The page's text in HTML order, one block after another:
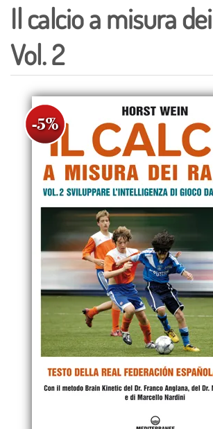
Il calcio a misura
Vol. 2